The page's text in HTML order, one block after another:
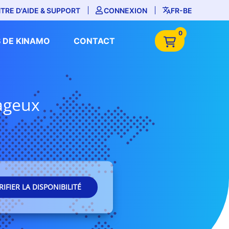
D'AIDE & SUPPORT CONNEXION FR-BE
DE KINAMO CONTACT
0
LA DISPONIBILITÉ